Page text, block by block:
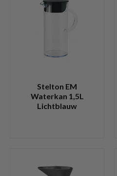
Stelton EM
Waterkan 1,5L
Lichtblauw